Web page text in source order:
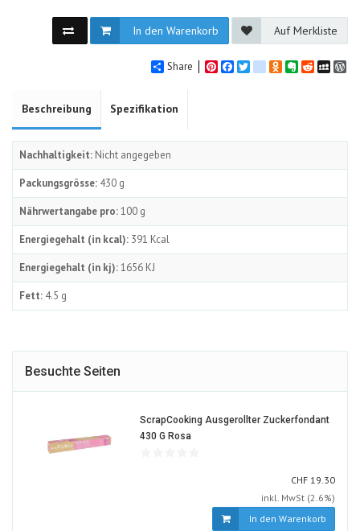
In den Warenkorb Auf Merkliste
Share PinterestFacebook
Twittergoogle_bookmarks
Odnoklassniki
Evernote
Reddit
Beschreibung Spezifikation
Nachhaltigkeit: Nicht angegeben
Packungsgrösse: 430 g
Nährwertangabe pro:100 g
Energiegehalt (in kcal): 391 Kcal
Energiegehalt (in kj):1656 KJ
Fett: 4.5 g
Besuchte Seiten
ScrapCooking Ausgerollter Zuckerfondant
430 G Rosa
CHF CHF
19.30
inkl. MwSt (2.6%)
In den Warenkorb